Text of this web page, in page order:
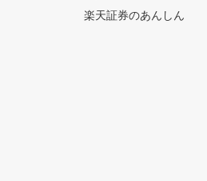
楽天証券のあんしん